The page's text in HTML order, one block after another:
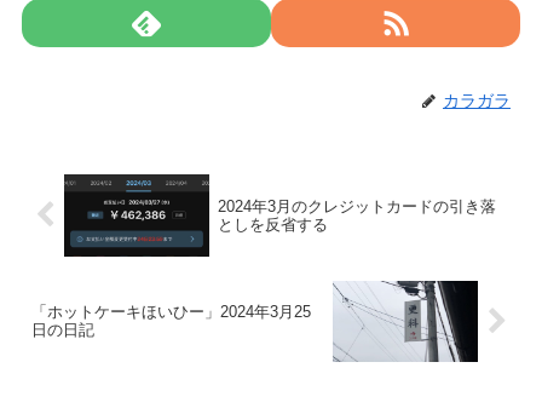
カラガラ
2024年3月のクレジットカードの引き落
としを反省する
「ホットケーキほいひー」2024年3月25
日の日記